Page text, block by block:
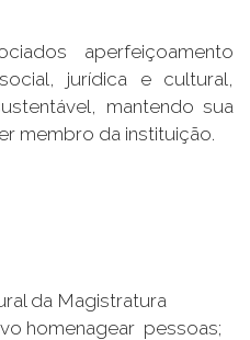
aperfeiçoamento
jurídica e cultural,
mantendo sua
membro da instituição.
da Magistratura
homenagear pessoas;